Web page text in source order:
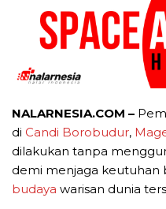
NALARNESIA.COM –
di Candi Borobudur,
dilakukan tanpa
demi menjaga keutuhan
budaya warisan dunia